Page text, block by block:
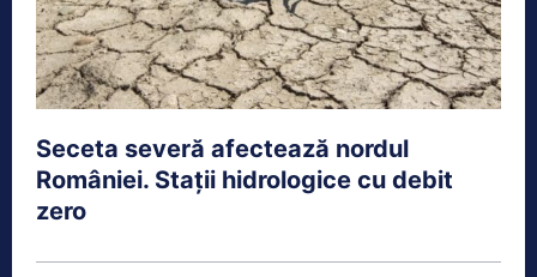
Seceta severă afectează nordul
României. Stații hidrologice cu debit
zero